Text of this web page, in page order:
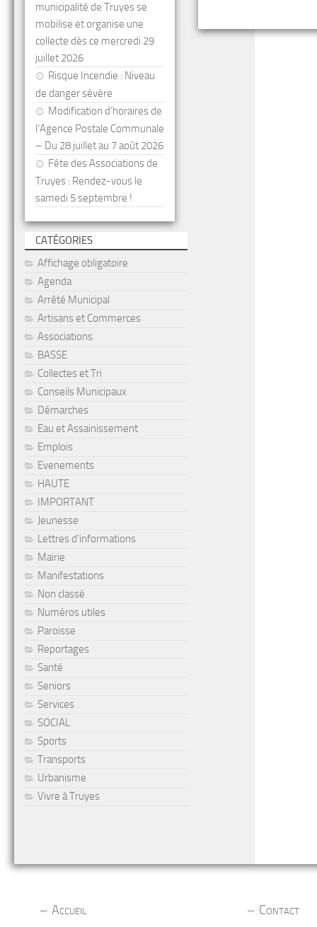
municipalité de Truyes se
mobilise et organise une
collecte dès ce mercredi 29
juillet 2026
Risque Incendie : Niveau
de danger sévère
Modification d’horaires de
l’Agence Postale Communale
– Du 28 juillet au 7 août 2026
Fête des Associations de
Truyes : Rendez-vous le
samedi 5 septembre !
CATÉGORIES
Affichage obligatoire
Agenda
Arrêté Municipal
Artisans et Commerces
Associations
BASSE
Collectes et Tri
Conseils Municipaux
Démarches
Eau et Assainissement
Emplois
Evenements
HAUTE
IMPORTANT
Jeunesse
Lettres d'informations
Mairie
Manifestations
Non classé
Numéros utiles
Paroisse
Reportages
Santé
Seniors
Services
SOCIAL
Sports
Transports
Urbanisme
Vivre à Truyes
Accueil
Contact